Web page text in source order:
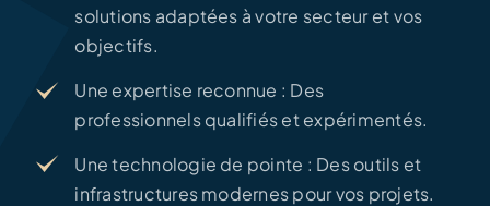
solutions adaptées à votre secteur et vos
objectifs.
Une expertise reconnue : Des
professionnels qualifiés et expérimentés.
Une technologie de pointe : Des outils et
infrastructures modernes pour vos projets.